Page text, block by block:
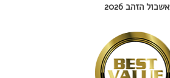
אשכול הזהב 2026